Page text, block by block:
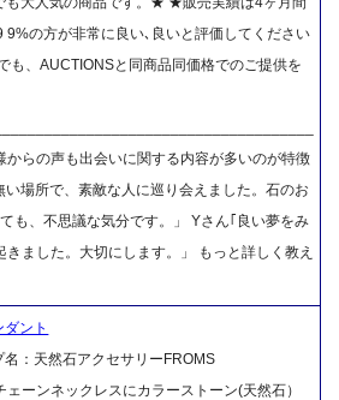
9%の方が非常に良い､良いと評価してください
も、AUCTIONSと同商品同価格でのご提供を
からの声も出会いに関する内容が多いのが特徴
場所で、素敵な人に巡り会えました。石のお
も、不思議な気分です。」 Yさん｢良い夢をみ
ました。大切にします。」 もっと詳しく教え
ント
：天然石アクセサリーFROMS
ーンネックレスにカラーストーン(天然石）